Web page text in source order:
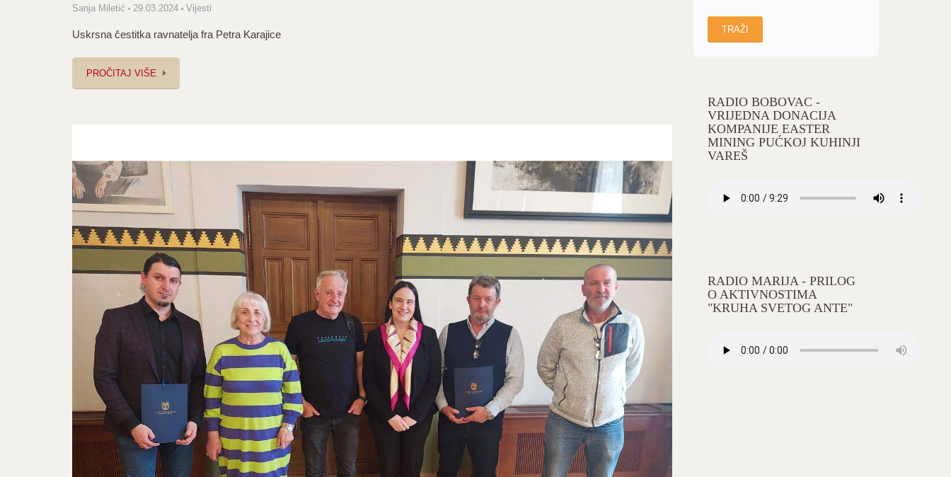
Sanja Miletić 29.03.2024 Vijesti
Uskrsna čestitka ravnatelja fra Petra Karajice
PROČITAJ VIŠE
RADIO BOBOVAC -
VRIJEDNA DONACIJA
KOMPANIJE EASTER
MINING PUĆKOJ KUHINJI
VAREŠ
RADIO MARIJA - PRILOG
O AKTIVNOSTIMA
"KRUHA SVETOG ANTE"